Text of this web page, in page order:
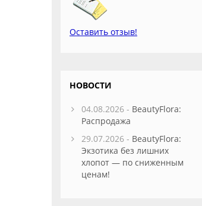
Оставить отзыв!
НОВОСТИ
04.08.2026 - BeautyFlora:
Распродажа
29.07.2026 - BeautyFlora:
Экзотика без лишних
хлопот — по сниженным
ценам!